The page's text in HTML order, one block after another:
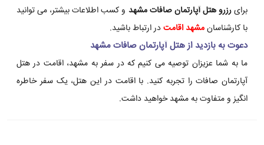
برایرزرو هتل آپارتمان صافات مشهد و کسب اطلاعات بیشتر، می توانید
با کارشناسانمشهد اقامتدر ارتباط باشید.
دعوت به بازدید از هتل آپارتمان صافات مشهد
ما به شما عزیزان توصیه می کنیم که در سفر به مشهد، اقامت در هتل
آپارتمان صافات را تجربه کنید. با اقامت در این هتل، یک سفر خاطره
انگیز و متفاوت به مشهد خواهید داشت.